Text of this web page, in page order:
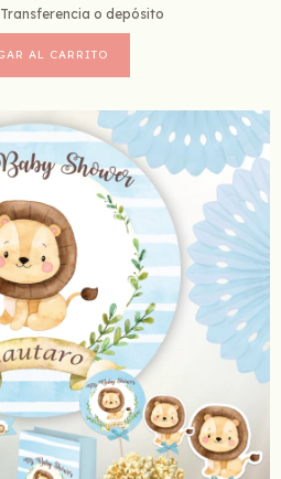
Transferencia o depósito